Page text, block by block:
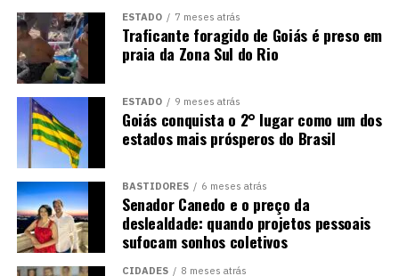
ESTADO 7 meses atrás
Traficante foragido de Goiás é preso em
praia da Zona Sul do Rio
ESTADO 9 meses atrás
Goiás conquista o 2° lugar como um dos
estados mais prósperos do Brasil
BASTIDORES 6 meses atrás
Senador Canedo e o preço da
deslealdade: quando projetos pessoais
sufocam sonhos coletivos
CIDADES 8 meses atrás